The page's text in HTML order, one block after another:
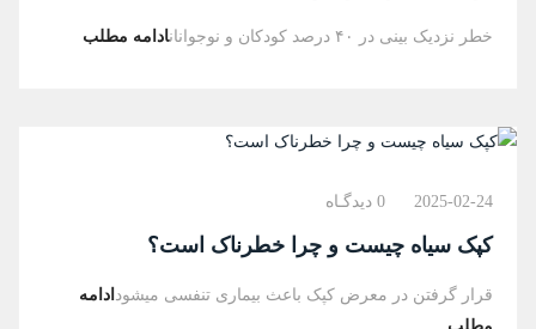
خطر نزدیک بینی در ۴۰ درصد کودکان و نوجوانان ادامه مطلب
2025-02-24 0 دیدگـاه
کپک سیاه چیست و چرا خطرناک است؟
قرار گرفتن در معرض کپک باعث بیماری تنفسی میشود ادامه